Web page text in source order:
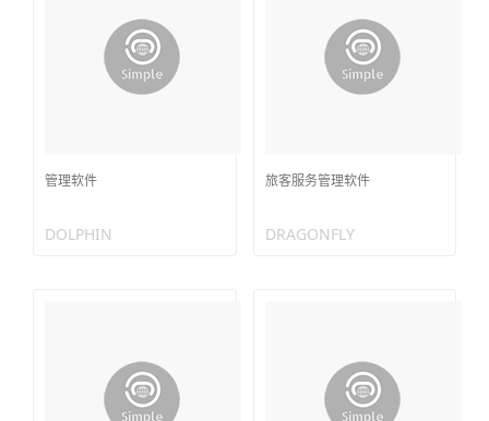
管理软件
DOLPHIN
旅客服务管理软件
DRAGONFLY